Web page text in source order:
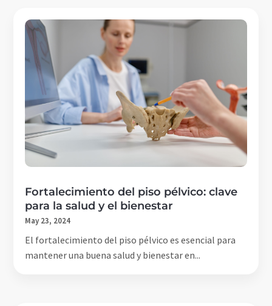
Fortalecimiento del piso pélvico: clave
para la salud y el bienestar
May 23, 2024
El fortalecimiento del piso pélvico es esencial para
mantener una buena salud y bienestar en...